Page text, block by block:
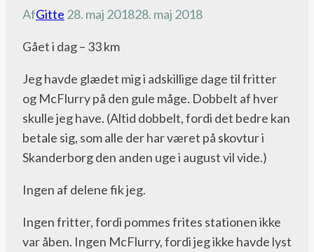
AfGitte 28. maj 201828. maj 2018
Gået i dag – 33 km
Jeg havde glædet mig i adskillige dage til fritter
og McFlurry på den gule måge. Dobbelt af hver
skulle jeg have. (Altid dobbelt, fordi det bedre kan
betale sig, som alle der har været på skovtur i
Skanderborg den anden uge i august vil vide.)
Ingen af delene fik jeg.
Ingen fritter, fordi pommes frites stationen ikke
var åben. Ingen McFlurry, fordi jeg ikke havde lyst